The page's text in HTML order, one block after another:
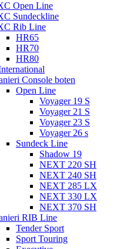
Open Line
Sundeckline
Rib Line
HR65
HR70
HR80
Console boten
Open Line
Voyager 19 S
Voyager 21 S
Voyager 23 S
Voyager 26 s
Sundeck Line
Shadow 19
NEXT 220 SH
NEXT 240 SH
NEXT 285 LX
NEXT 330 LX
NEXT 370 SH
RIB Line
Tender Sport
Sport Touring